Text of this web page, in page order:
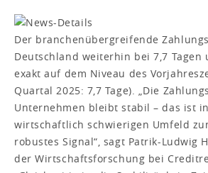
Der branchenübergreifende
Deutschland weiterhin bei 7,7
exakt auf dem Niveau des
Quartal 2025: 7,7 Tage). „Die
Unternehmen bleibt stabil – das ist
wirtschaftlich schwierigen Umfeld
robustes Signal“, sagt Patrik-Ludwig
der Wirtschaftsforschung bei